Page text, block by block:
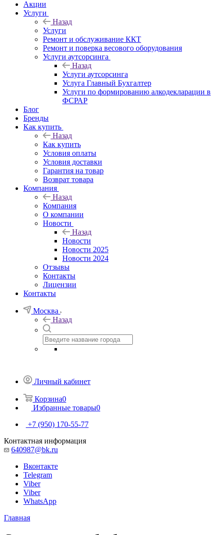
Акции
Услуги
Назад
Услуги
Ремонт и обслуживание ККТ
Ремонт и поверка весового оборудования
Услуги аутсорсинга
Назад
Услуги аутсорсинга
Услуга Главный Бухгалтер
Услуги по формированию алкодекларации в
ФСРАР
Блог
Бренды
Как купить
Назад
Как купить
Условия оплаты
Условия доставки
Гарантия на товар
Возврат товара
Компания
Назад
Компания
О компании
Новости
Назад
Новости
Новости 2025
Новости 2024
Отзывы
Контакты
Лицензии
Контакты
Москва
Назад
Личный кабинет
Корзина0
Избранные товары0
+7 (950) 170-55-77
Контактная информация
640987@bk.ru
Вконтакте
Telegram
Viber
Viber
WhatsApp
Главная